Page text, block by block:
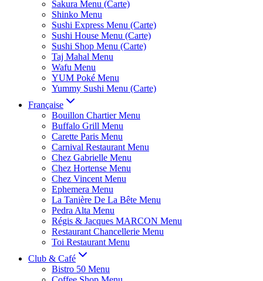
Sakura Menu (Carte)
Shinko Menu
Sushi Express Menu (Carte)
Sushi House Menu (Carte)
Sushi Shop Menu (Carte)
Taj Mahal Menu
Wafu Menu
YUM Poké Menu
Yummy Sushi Menu (Carte)
Française
Bouillon Chartier Menu
Buffalo Grill Menu
Carette Paris Menu
Carnival Restaurant Menu
Chez Gabrielle Menu
Chez Hortense Menu
Chez Vincent Menu
Ephemera Menu
La Tanière De La Bête Menu
Pedra Alta Menu
Régis & Jacques MARCON Menu
Restaurant Chancellerie Menu
Toi Restaurant Menu
Club & Café
Bistro 50 Menu